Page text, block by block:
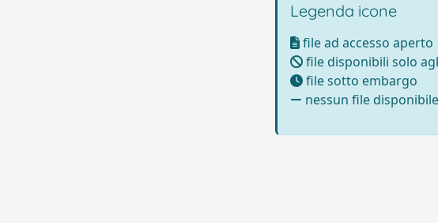
Legenda icone
file ad accesso aperto
file disponibili solo
file sotto embargo
nessun file disponibile